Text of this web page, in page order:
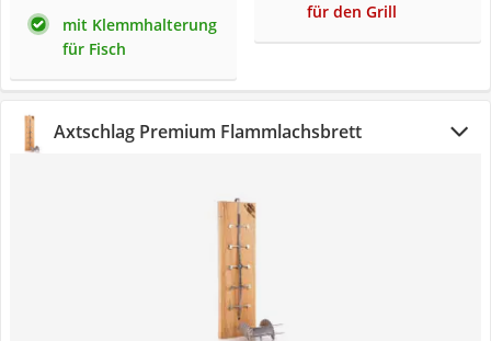
mit Klemmhalterung
für Fisch
für den Grill
Axtschlag Premium Flammlachsbrett